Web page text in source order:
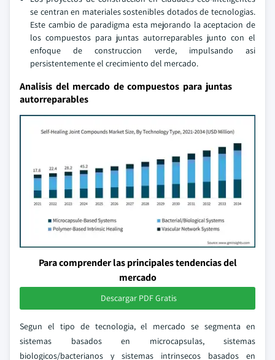
se centran en materiales sostenibles dotados de tecnologias.
Este cambio de paradigma esta mejorando la aceptacion de
los compuestos para juntas autorreparables junto con el
enfoque de construccion verde, impulsando asi
persistentemente el crecimiento del mercado.
Analisis del mercado de compuestos para juntas
autorreparables
Para comprender las principales tendencias del
mercado
Descargar PDF Gratis
Segun el tipo de tecnologia, el mercado se segmenta en
sistemas basados en microcapsulas, sistemas
biologicos/bacterianos y sistemas intrinsecos basados en